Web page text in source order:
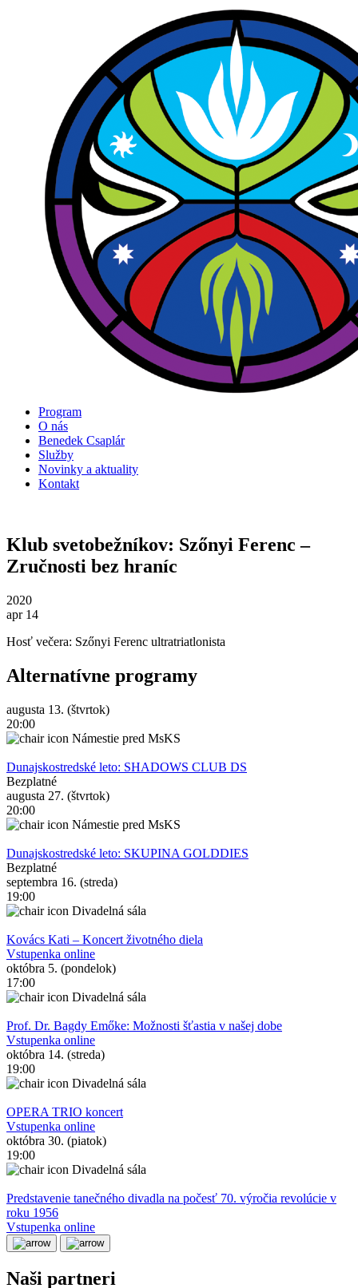
Program
O nás
Benedek Csaplár
Služby
Novinky a aktuality
Kontakt
Klub svetobežníkov: Szőnyi Ferenc –
Zručnosti bez hraníc
2020
apr 14
Hosť večera: Szőnyi Ferenc ultratriatlonista
Alternatívne programy
augusta 13. (štvrtok)
20:00
Námestie pred MsKS
Dunajskostredské leto: SHADOWS CLUB DS
Bezplatné
augusta 27. (štvrtok)
20:00
Námestie pred MsKS
Dunajskostredské leto: SKUPINA GOLDDIES
Bezplatné
septembra 16. (streda)
19:00
Divadelná sála
Kovács Kati – Koncert životného diela
Vstupenka online
októbra 5. (pondelok)
17:00
Divadelná sála
Prof. Dr. Bagdy Emőke: Možnosti šťastia v našej dobe
Vstupenka online
októbra 14. (streda)
19:00
Divadelná sála
OPERA TRIO koncert
Vstupenka online
októbra 30. (piatok)
19:00
Divadelná sála
Predstavenie tanečného divadla na počesť 70. výročia revolúcie v
roku 1956
Vstupenka online
Naši partneri